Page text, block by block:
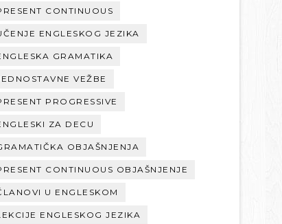
CONTINUOUS
ENGLESKOG JEZIKA
GRAMATIKA
VEŽBE
PROGRESSIVE
ZA DECU
OBJAŠNJENJA
CONTINUOUS OBJAŠNJENJE
U ENGLESKOM
ENGLESKOG JEZIKA